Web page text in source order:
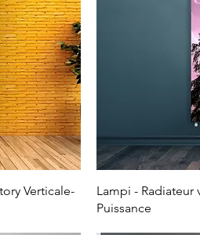
Verticale-
Lampi - Radiateur
Puissance